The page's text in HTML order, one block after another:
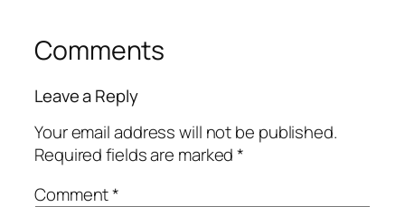
Comments
Leave a Reply
Your email address will not be published.
Required fields are marked*
Comment*